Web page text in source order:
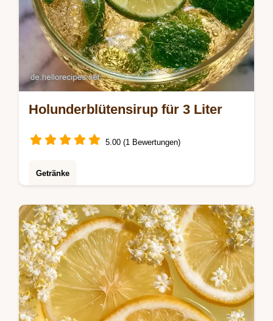
Holunderblütensirup für 3 Liter
5.00 (1 Bewertungen)
Getränke
schmeckt frischer als gekauft. Ideal als
Holunderblütensirup für Hugo. Inklusive
Budget-Swap-Tabelle. In 15 Min vorbereitet.